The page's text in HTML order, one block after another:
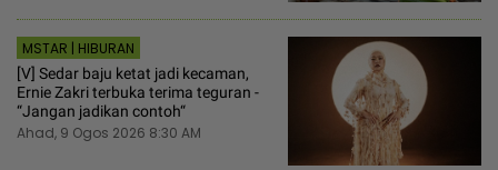
MSTAR | HIBURAN
[V] Sedar baju ketat jadi kecaman,
Ernie Zakri terbuka terima teguran -
“Jangan jadikan contoh“
Ahad, 9 Ogos 2026 8:30 AM